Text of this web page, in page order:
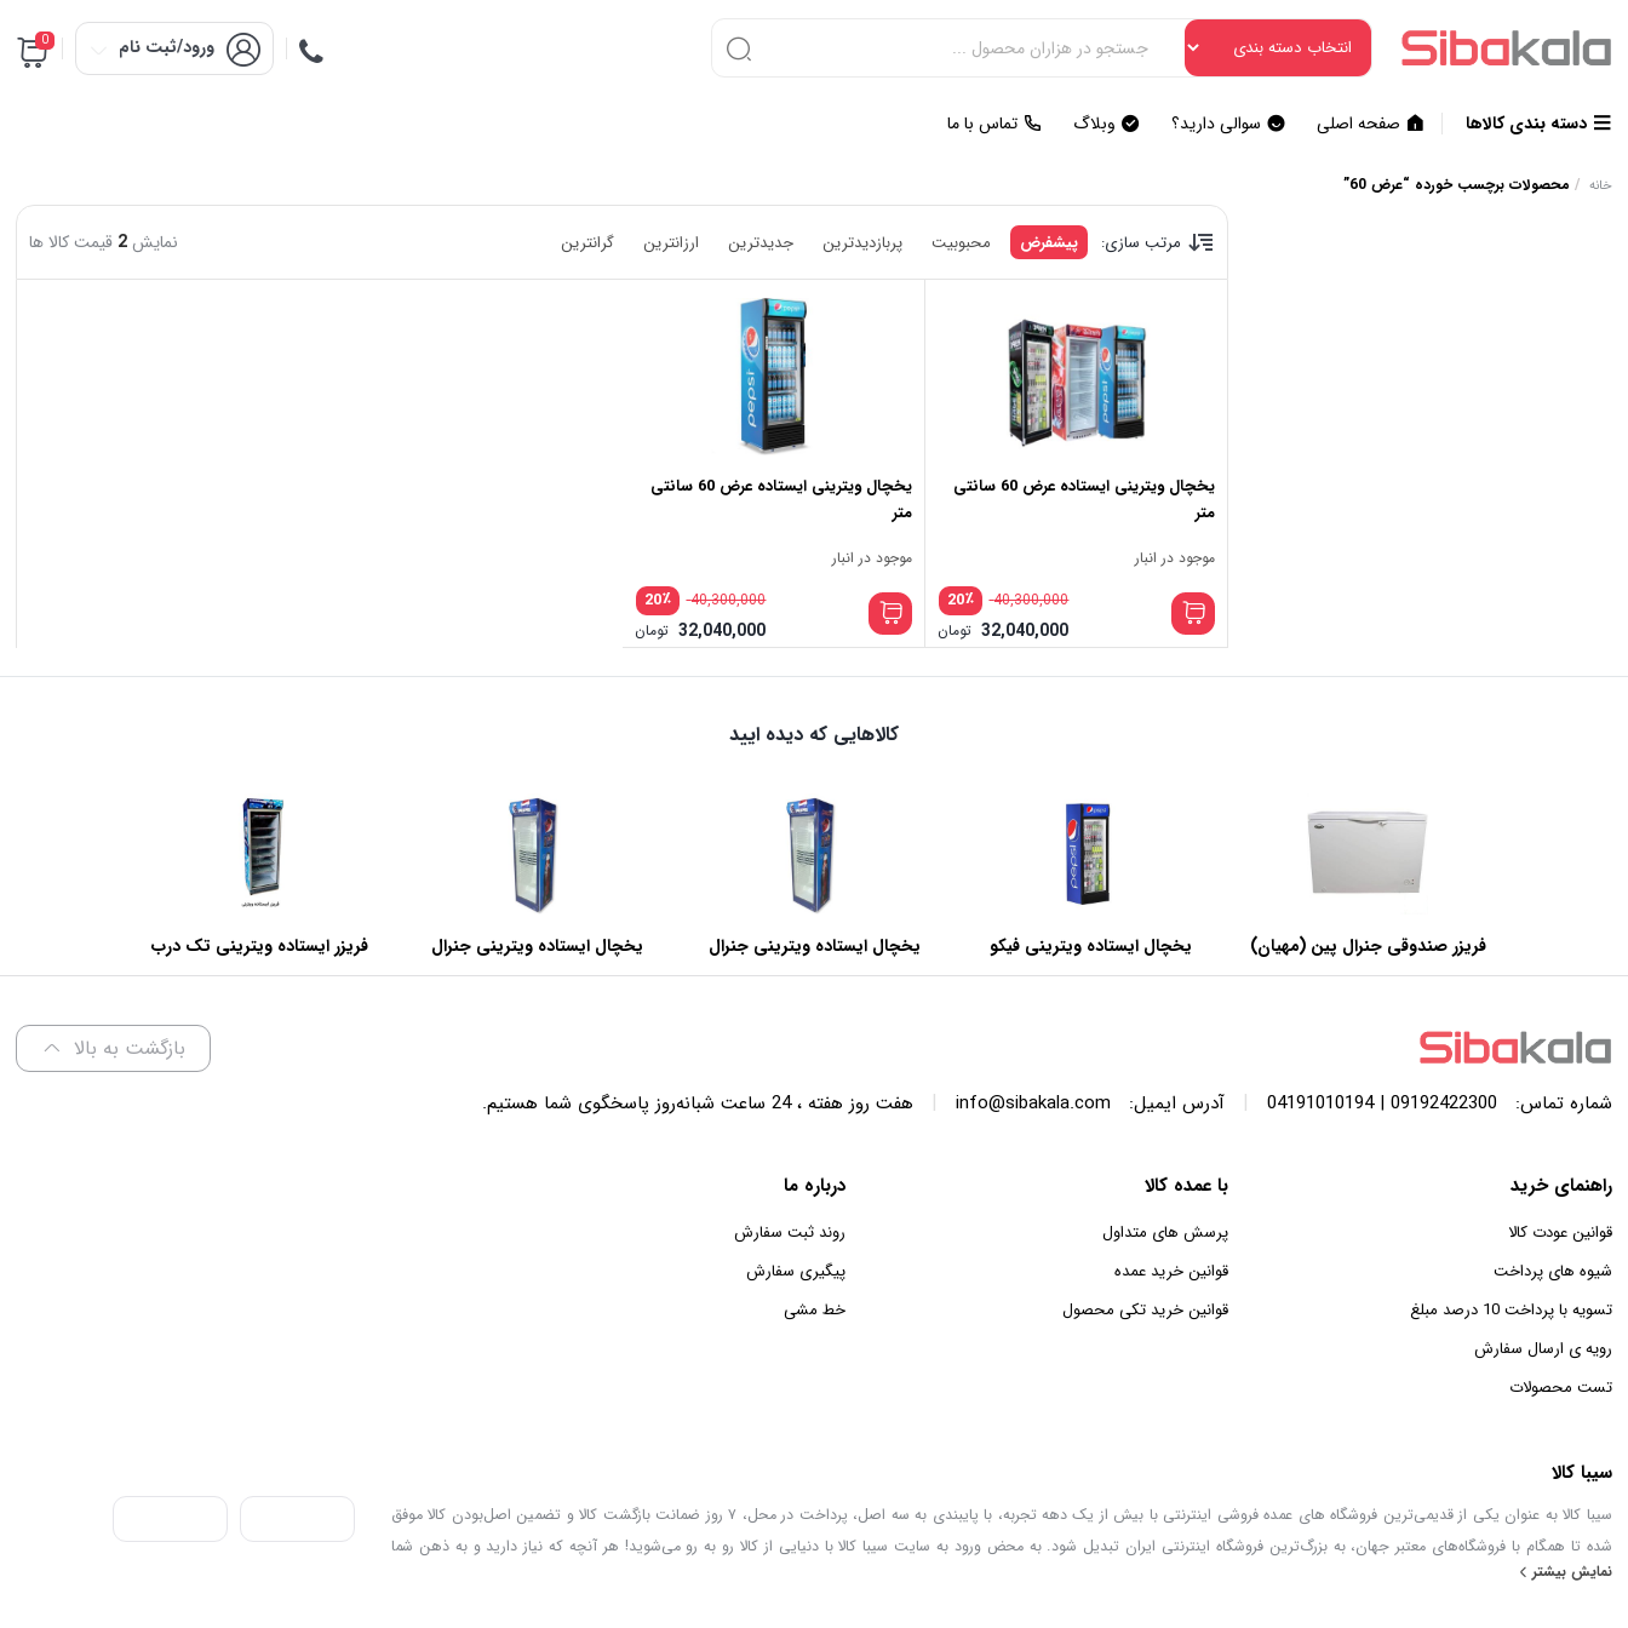
ورود/ثبت نام 0
دسته بندی کالاها صفحه اصلی سوالی دارید؟ وبلاگ تماس با ما
خانه / محصولات برچسب خورده “عرض 60”
مرتب سازی: پیشفرض محبوبیت پربازدیدترین جدیدترین ارزانترین گرانترین نمایش 2 قیمت کالا ها
یخچال ویترینی ایستاده عرض 60 سانتی
متر
موجود در انبار
٪20 40,300,000
32,040,000 تومان
یخچال ویترینی ایستاده عرض 60 سانتی
متر
موجود در انبار
٪20 40,300,000
32,040,000 تومان
کالاهایی که دیده ایید
فریزر صندوقی جنرال پین (مهیان)
با ظرفیت 440 لیتر
یخچال ایستاده ویترینی فیکو
عرض 60 سانتی متر
یخچال ایستاده ویترینی جنرال
عرض 60 سانتی متر
یخچال ایستاده ویترینی جنرال
عرض 70 سانتی متر
فریزر ایستاده ویترینی تک درب
عرض 70 سانتی متر
بازگشت به بالا
شماره تماس: 09192422300 | 04191010194
| آدرس ایمیل: info@sibakala.com
| هفت روز هفته ، 24 ساعت شبانه‌روز پاسخگوی شما هستیم.
راهنمای خرید
قوانین عودت کالا
شیوه های پرداخت
تسویه با پرداخت 10 درصد مبلغ
رویه ی ارسال سفارش
تست محصولات
با عمده کالا
پرسش های متداول
قوانین خرید عمده
قوانین خرید تکی محصول
درباره ما
روند ثبت سفارش
پیگیری سفارش
خط مشی
سیبا کالا
سیبا کالا به عنوان یکی از قدیمی‌ترین فروشگاه های عمده فروشی اینترنتی با بیش از یک دهه تجربه، با پایبندی به سه اصل، پرداخت در محل، ۷ روز ضمانت بازگشت کالا و تضمین اصل‌بودن کالا موفق
شده تا همگام با فروشگاه‌های معتبر جهان، به بزرگ‌ترین فروشگاه اینترنتی ایران تبدیل شود. به محض ورود به سایت سیبا کالا با دنیایی از کالا رو به رو می‌شوید! هر آنچه که نیاز دارید و به ذهن شما
خطور می‌کند در اینجا پیدا خواهید کرد.
نمایش بیشتر